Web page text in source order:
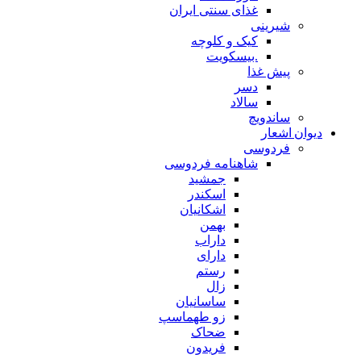
غذای سنتی ایران
شیرینی
کیک و کلوچه
.بیسکویت
پیش غذا
دسر
سالاد
ساندویچ
دیوان اشعار
فردوسی
شاهنامه فردوسی
جمشید
اسکندر
اشکانیان
بهمن
داراب
دارای
رستم
زال
ساسانیان
زو طهماسپ‏
ضحاک
فریدون